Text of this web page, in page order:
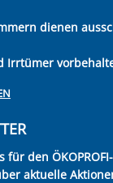
dienen
Irrtümer
für den
aktuelle